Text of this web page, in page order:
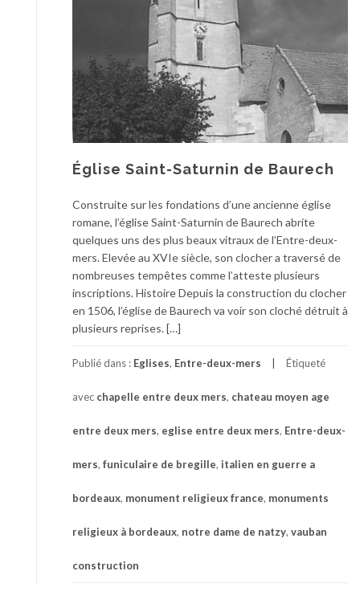
Église Saint-Saturnin de Baurech
Construite sur les fondations d’une ancienne église
romane, l’église Saint-Saturnin de Baurech abrite
quelques uns des plus beaux vitraux de l’Entre-deux-
mers. Elevée au XVIe siècle, son clocher a traversé de
nombreuses tempêtes comme l’atteste plusieurs
inscriptions. Histoire Depuis la construction du clocher
en 1506, l’église de Baurech va voir son cloché détruit à
plusieurs reprises. […]
Publié dans : Eglises, Entre-deux-mers Étiqueté
avec chapelle entre deux mers, chateau moyen age
entre deux mers, eglise entre deux mers, Entre-deux-
mers, funiculaire de bregille, italien en guerre a
bordeaux, monument religieux france, monuments
religieux à bordeaux, notre dame de natzy, vauban
construction